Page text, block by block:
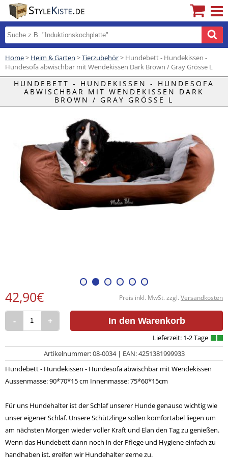
Home> Heim & Garten >Tierzubehör> Hundebett - Hundekissen -
Hundesofa abwischbar mit Wendekissen Dark Brown / Gray Grösse L
HUNDEBETT - HUNDEKISSEN - HUNDESOFA
ABWISCHBAR MIT WENDEKISSEN DARK
BROWN / GRAY GRÖSSE L
Preis inkl. MwSt. zzgl. Versandkosten
42,90€
- + In den Warenkorb
Artikelnummer: 08-0034 | EAN: 4251381999933
Hundebett - Hundekissen - Hundesofa abwischbar mit Wendekissen
Aussenmasse: 90*70*15 cm Innenmasse: 75*60*15cm
Für uns Hundehalter ist der Schlaf unserer Hunde genauso wichtig wie
unser eigener Schlaf. Unsere Schützlinge sollen komfortabel liegen um
am nächsten Morgen wieder voller Kraft und Elan den Tag zu genießen.
Wenn das Hundebett dann noch in der Pflege und Hygiene einfach zu
handhaben ist, greifen wir Hundehalter gerne zu.